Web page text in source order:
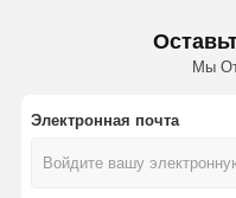
Мы
Электронная почта